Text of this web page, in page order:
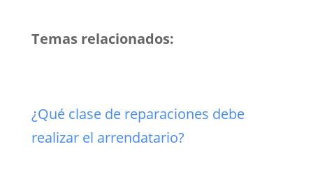
Temas relacionados:
¿Qué clase de reparaciones debe
realizar el arrendatario?